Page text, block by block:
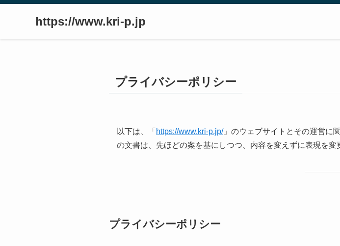
https://www.kri-p.jp
プライバシーポリシー
以下は、「 https://www.kri-p.jp/」のウェブサイトとその運営に
の文書は、先ほどの案を基にしつつ、内容を変えずに表現を変
プライバシーポリシー